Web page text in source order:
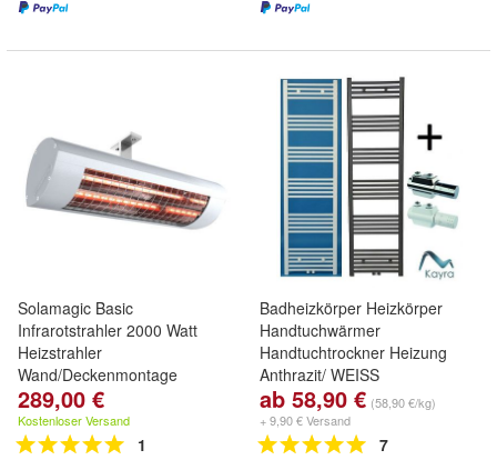
Solamagic Basic
Infrarotstrahler 2000 Watt
Heizstrahler
Wand/Deckenmontage
289,00 €
Kostenloser Versand
1
Badheizkörper Heizkörper
Handtuchwärmer
Handtuchtrockner Heizung
Anthrazit/ WEISS
ab 58,90 € (58,90 €/kg)
+ 9,90 € Versand
7